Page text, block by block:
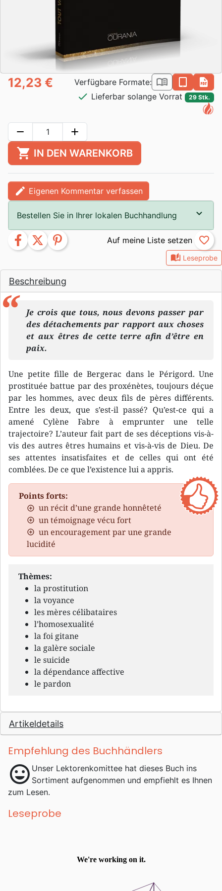
auto_stories Leseprobe
Beschreibung
Je crois que tous, nous devons passer par
des détachements par rapport aux choses
et aux êtres de cette terre afin d’être en
paix.
Une petite fille de Bergerac dans le Périgord. Une
prostituée battue par des proxénètes, toujours déçue
par les hommes, avec deux fils de pères différents.
Entre les deux, que s’est-il passé? Qu’est-ce qui a
amené Cylène Fabre à emprunter une telle
trajectoire? L’auteur fait part de ses déceptions vis-à-
vis des autres êtres humains et vis-à-vis de Dieu. De
ses attentes insatisfaites et de celles qui ont été
comblées. De ce que l’existence lui a appris.
Points forts:
un récit d’une grande honnêteté
un témoignage vécu fort
un encouragement par une grande
lucidité
Thèmes:
la prostitution
la voyance
les mères célibataires
l’homosexualité
la foi gitane
la galère sociale
le suicide
la dépendance affective
le pardon
Artikeldetails
Empfehlung des Buchhändlers
mood Unser Lektorenkomittee hat dieses Buch ins
Sortiment aufgenommen und empfiehlt es Ihnen
zum Lesen.
Leseprobe
12,23 € Verfügbare Formate: book_open epub
pdf
check Lieferbar solange Vorrat 29 Stk.
remove add
shopping_cart IN DEN WARENKORB
edit Eigenen Kommentar verfassen
Bestellen Sie in Ihrer lokalen Buchhandlung
facebook twitter pinterest favorite_border